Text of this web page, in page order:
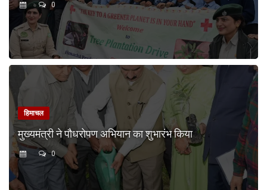
0
हिमाचल
मुख्यमंत्री ने पौधरोपण अभियान का शुभारंभ किया
0